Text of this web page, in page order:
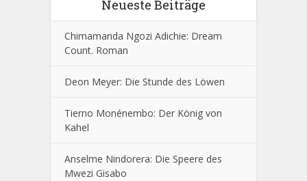
Neueste Beiträge
Chimamanda Ngozi Adichie: Dream
Count. Roman
Deon Meyer: Die Stunde des Löwen
Tierno Monénembo: Der König von
Kahel
Anselme Nindorera: Die Speere des
Mwezi Gisabo